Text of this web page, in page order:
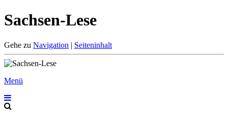
Sachsen-Lese
Gehe zu Navigation | Seiteninhalt
Menü